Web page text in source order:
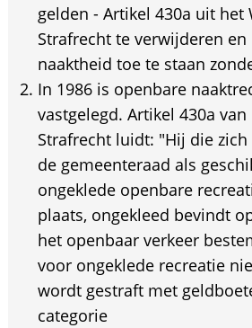
gelden - Artikel 430a uit het
Strafrecht te verwijderen
naaktheid toe te staan
In 1986 is openbare
vastgelegd. Artikel 430a
Strafrecht luidt: "Hij die
de gemeenteraad als
ongeklede openbare
plaats, ongekleed bevindt
het openbaar verkeer
voor ongeklede recreatie
wordt gestraft met
categorie